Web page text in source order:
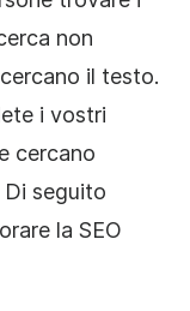
non
il testo.
i vostri
cercano
Di seguito
la SEO